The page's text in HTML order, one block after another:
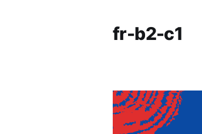
fr-b2-c1